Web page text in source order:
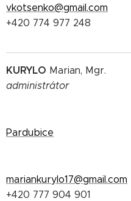
vkotsenko@gmail.com
+420 774 977 248
KURYLO Marian, Mgr.
administrátor
Pardubice
mariankurylo17@gmail.com
+420 777 904 901